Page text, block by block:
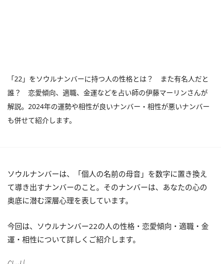
「22」をソウルナンバーに持つ人の性格とは？ また有名人だと
誰？ 恋愛傾向、適職、金運などを占い師の伊藤マーリンさんが
解説。2024年の運勢や相性が良いナンバー・相性が悪いナンバー
も併せて紹介します。
ソウルナンバーは、「個人の名前の母音」を数字に置き換え
て導き出すナンバーのこと。そのナンバーは、あなたの心の
奥底に潜む深層心理を表しています。
今回は、ソウルナンバー22の人の性格・恋愛傾向・適職・金
運・相性について詳しくご紹介します。